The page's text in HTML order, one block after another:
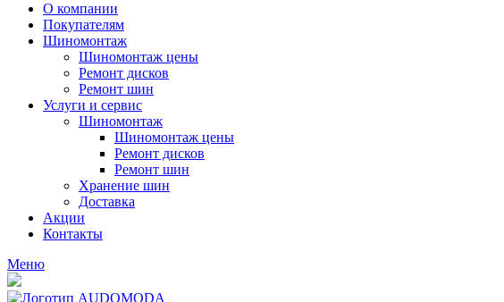
О компании
Покупателям
Шиномонтаж
Шиномонтаж цены
Ремонт дисков
Ремонт шин
Услуги и сервис
Шиномонтаж
Шиномонтаж цены
Ремонт дисков
Ремонт шин
Хранение шин
Доставка
Акции
Контакты
Меню